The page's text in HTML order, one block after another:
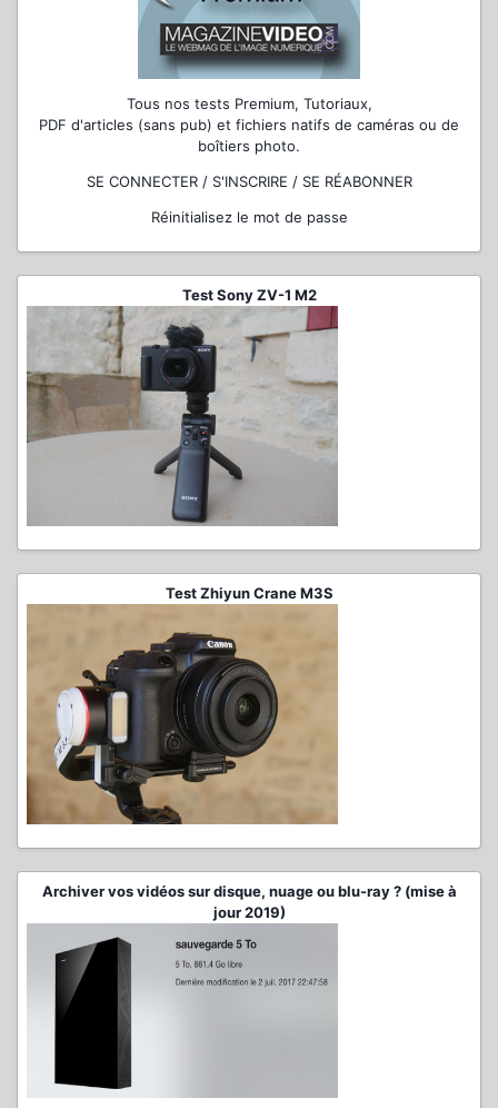
Tous nos tests Premium, Tutoriaux,
PDF d'articles (sans pub) et fichiers natifs de caméras ou de
boîtiers photo.
SE CONNECTER / S'INSCRIRE / SE RÉABONNER
Réinitialisez le mot de passe
Test Sony ZV-1 M2
Test Zhiyun Crane M3S
Archiver vos vidéos sur disque, nuage ou blu-ray ? (mise à
jour 2019)